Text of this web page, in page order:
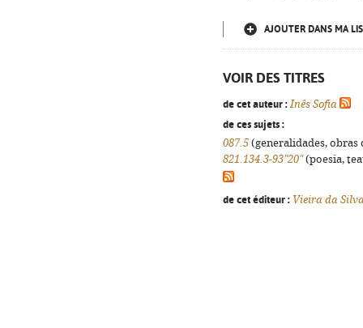
AJOUTER DANS MA
VOIR DES TITRES
de cet auteur : Inês Sofia
de ces sujets :
087.5 (generalidades,
821.134.3-93"20"(poesia,
de cet éditeur : Vieira da